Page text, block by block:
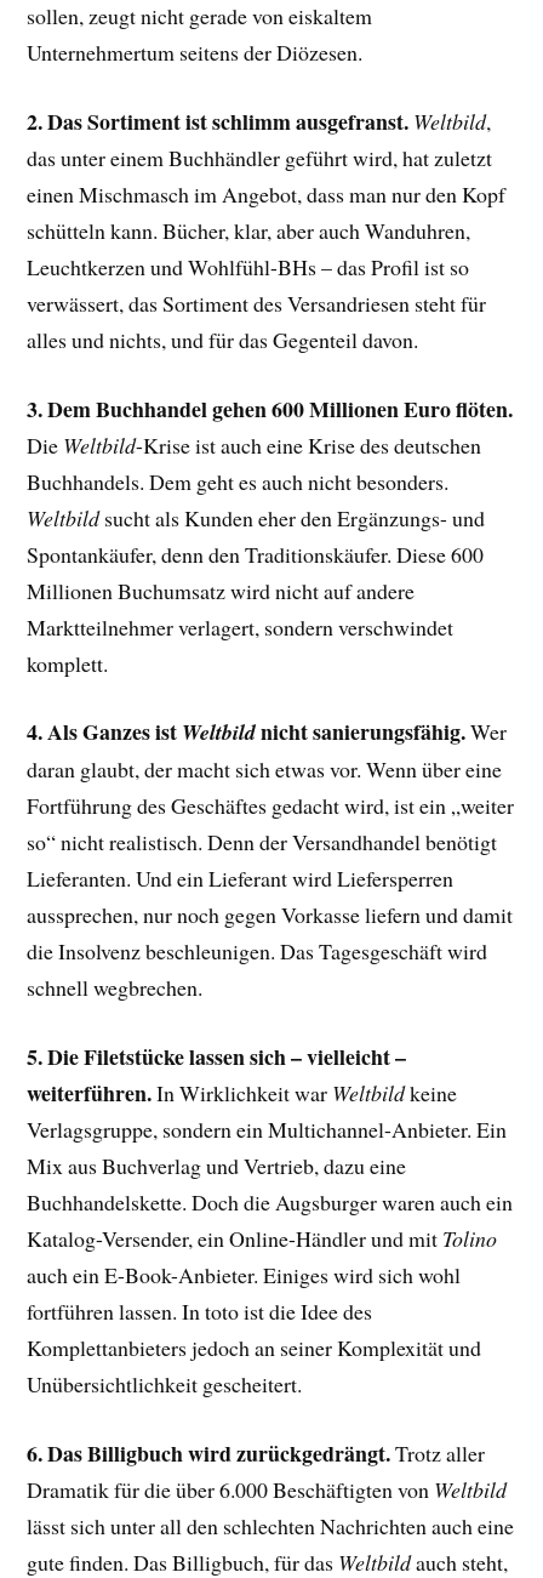
sollen, zeugt nicht gerade von eiskaltem
Unternehmertum seitens der Diözesen.
2. Das Sortiment ist schlimm ausgefranst. Weltbild,
das unter einem Buchhändler geführt wird, hat zuletzt
einen Mischmasch im Angebot, dass man nur den Kopf
schütteln kann. Bücher, klar, aber auch Wanduhren,
Leuchtkerzen und Wohlfühl-BHs – das Profil ist so
verwässert, das Sortiment des Versandriesen steht für
alles und nichts, und für das Gegenteil davon.
3. Dem Buchhandel gehen 600 Millionen Euro flöten.
Die Weltbild-Krise ist auch eine Krise des deutschen
Buchhandels. Dem geht es auch nicht besonders.
Weltbildsucht als Kunden eherden Ergänzungs- und
Spontankäufer, denn den Traditionskäufer. Diese 600
Millionen Buchumsatz wird nicht auf andere
Marktteilnehmer verlagert, sondern verschwindet
komplett.
4. Als Ganzes ist Weltbildnicht sanierungsfähig.Wer
daran glaubt, der macht sich etwas vor. Wenn über eine
Fortführung des Geschäftes gedacht wird, ist ein „weiter
so“ nicht realistisch. Denn der Versandhandel benötigt
Lieferanten. Und ein Lieferant wird Liefersperren
aussprechen, nur noch gegen Vorkasse liefern und damit
die Insolvenz beschleunigen. Das Tagesgeschäft wird
schnell wegbrechen.
5. Die Filetstücke lassen sich – vielleicht –
weiterführen.In Wirklichkeit war Weltbildkeine
Verlagsgruppe, sondern ein Multichannel-Anbieter. Ein
Mix aus Buchverlag und Vertrieb, dazu eine
Buchhandelskette. Doch die Augsburger waren auch ein
Katalog-Versender, ein Online-Händler und mit Tolino
auch ein E-Book-Anbieter. Einiges wird sich wohl
fortführen lassen. In toto ist die Idee des
Komplettanbieters jedoch an seiner Komplexität und
Unübersichtlichkeit gescheitert.
6. Das Billigbuch wird zurückgedrängt.Trotz aller
Dramatik für die über 6.000 Beschäftigten von Weltbild
lässt sich unter all den schlechten Nachrichten auch eine
gute finden. Das Billigbuch, für das Weltbildauch steht,